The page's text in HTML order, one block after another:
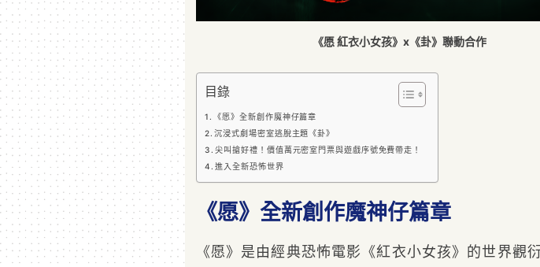
《愿 紅衣小女孩》x《卦》聯動合作
目錄
《愿》全新創作魔神仔篇章
沉浸式劇場密室逃脫主題《卦》
尖叫搶好禮！價值萬元密室門票與遊戲序號免費帶走！
進入全新恐怖世界
《愿》全新創作魔神仔篇章
《愿》是由經典恐怖電影《紅衣小女孩》的世界觀